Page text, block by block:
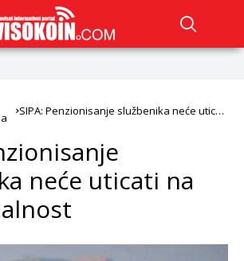
SIPA: Penzionisanje službenika neće uticati
neće uticati na